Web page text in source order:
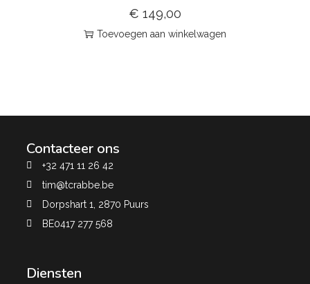
€ 149,00
Toevoegen aan winkelwagen
Contacteer ons
+32 471 11 26 42
tim@tcrabbe.be
Dorpshart 1, 2870 Puurs
BE0417 277 568
Diensten